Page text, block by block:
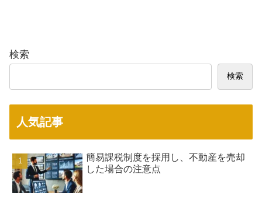
検索
検索
人気記事
簡易課税制度を採用し、不動産を売却
した場合の注意点